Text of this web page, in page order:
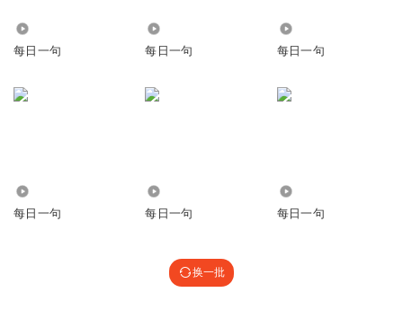
每日一句 每日一句 每日一句
每日一句 每日一句 每日一句
换一批